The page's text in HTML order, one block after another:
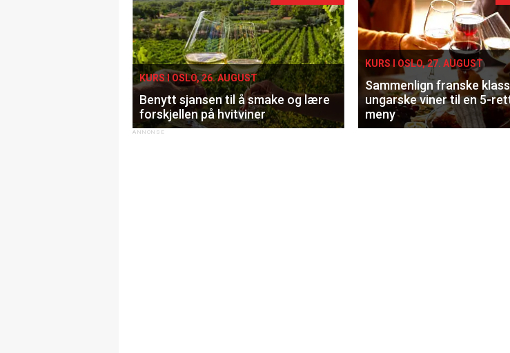
KURS I OSLO, 26. AUGUST
Benytt sjansen til å smake og lære
forskjellen på hvitviner
KURS I OSLO, 27. AUGUST
Sammenlign franske
ungarske viner til en 5-
meny